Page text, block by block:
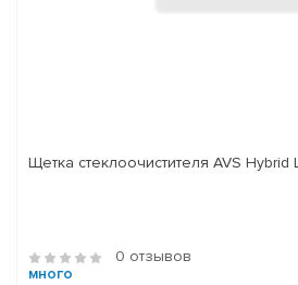
Щетка стеклоочистителя AVS Hybrid
0 отзывов
много